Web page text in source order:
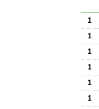
1
1
1
1
1
1